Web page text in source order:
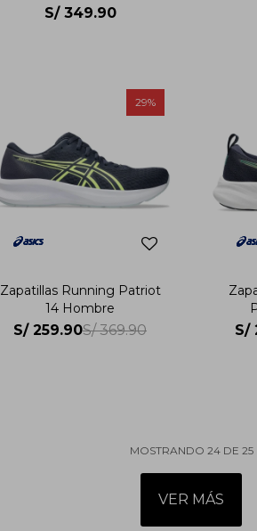
S/ 349.90
29
Zapatillas Running Patriot
14 Hombre
S/ 259.90S/ 369.90 S/
MOSTRANDO 24DE 25
VER MÁS